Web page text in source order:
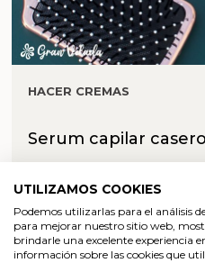
HACER CREMAS
Serum capilar casero
UTILIZAMOS COOKIES
Podemos utilizarlas para el análisis
para mejorar nuestro sitio web,
brindarle una excelente experiencia
información sobre las cookies que